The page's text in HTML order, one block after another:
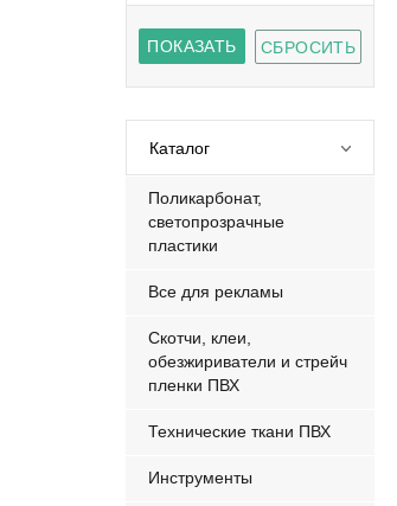
Каталог
Поликарбонат,
светопрозрачные
пластики
Все для рекламы
Скотчи, клеи,
обезжириватели и стрейч
пленки ПВХ
Технические ткани ПВХ
Инструменты